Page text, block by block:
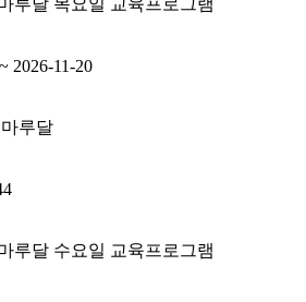
루달 목요일 교육프로그램
2026-11-20
루달
루달 수요일 교육프로그램